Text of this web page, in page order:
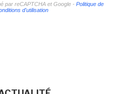
par reCAPTCHA et Google - Politique de
d'utilisation